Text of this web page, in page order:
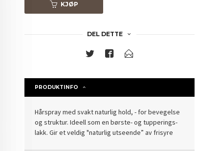
KJØP
DEL DETTE
PRODUKTINFO
Hårspray med svakt naturlig hold, - for bevegelse
og struktur. Ideell som en børste- og tupperings-
lakk. Gir et veldig "naturlig utseende” av frisyre